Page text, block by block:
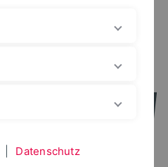
Datenschutz